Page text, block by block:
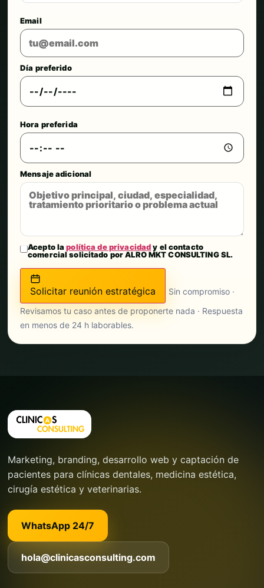
Email
Día preferido
Hora preferida
Mensaje adicional
Acepto lapolítica de privacidady el contacto
comercial solicitado por ALRO MKT CONSULTING SL.
Solicitar reunión estratégica
Sin compromiso ·
Revisamos tu caso antes de proponerte nada · Respuesta
en menos de 24 h laborables.
Marketing, branding, desarrollo web y captación de
pacientes para clínicas dentales, medicina estética,
cirugía estética y veterinarias.
WhatsApp 24/7
hola@clinicasconsulting.com